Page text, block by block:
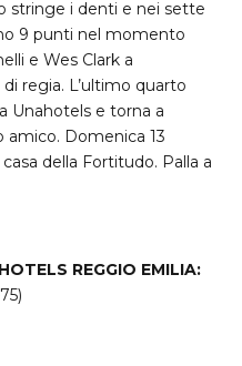
stringe i denti e nei sette
9 punti nel momento
e Wes Clark a
regia. L’ultimo quarto
Unahotels e torna a
Domenica 13
della Fortitudo. Palla a
REGGIO EMILIA: